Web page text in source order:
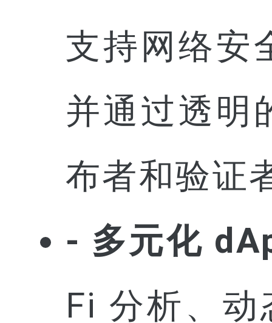
支持网络安
并通过透明
布者和验证
- 多元化
Fi 分析、